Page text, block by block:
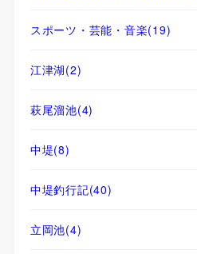
スポーツ・芸能・音楽(19)
江津湖(2)
萩尾溜池(4)
中堤(8)
中堤釣行記(40)
立岡池(4)